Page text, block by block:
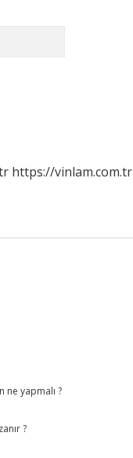
https://vinlam.com.tr
ne yapmalı ?
?